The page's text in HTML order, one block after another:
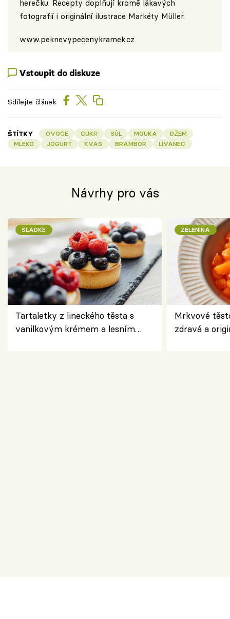
herečku. Recepty doplňují kromě lákavých
fotografií i originální ilustrace Markéty Müller.
www.peknevypecenykramek.cz
Vstoupit do diskuze
Sdílejte článek
ŠTÍTKY OVOCE CUKR SŮL MOUKA
DŽEM
MLÉKO
JOGURT KVAS BRAMBOR LÍVANEC
Návrhy pro vás
SLADKÉ
Tartaletky z lineckého těsta s
vanilkovým krémem a lesním
ZELENINA
Mrkvové
zdravá a